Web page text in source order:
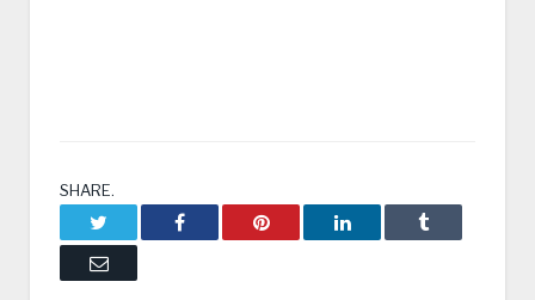
SHARE.
Facebook Pinterest LinkedIn Tumblr
Email